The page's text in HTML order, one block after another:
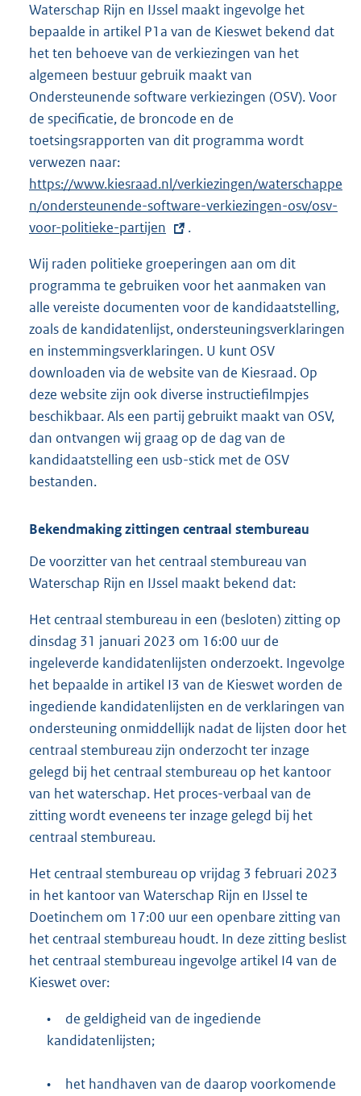
Waterschap Rijn en IJssel maakt ingevolge het
bepaalde in artikel P1a van de Kieswet bekend dat
het ten behoeve van de verkiezingen van het
algemeen bestuur gebruik maakt van
Ondersteunende software verkiezingen (OSV). Voor
de specificatie, de broncode en de
toetsingsrapporten van dit programma wordt
verwezen naar:
x
t
e
n
e
l
i
n
k
:
https://www.kiesraad.nl/verkiezingen/waterschappe
n/ondersteunende-software-verkiezingen-osv/osv-
voor-politieke-partijen
.
Wij raden politieke groeperingen aan om dit
programma te gebruiken voor het aanmaken van
alle vereiste documenten voor de kandidaatstelling,
zoals de kandidatenlijst, ondersteuningsverklaringen
en instemmingsverklaringen. U kunt OSV
downloaden via de website van de Kiesraad. Op
deze website zijn ook diverse instructiefilmpjes
beschikbaar. Als een partij gebruikt maakt van OSV,
dan ontvangen wij graag op de dag van de
kandidaatstelling een usb-stick met de OSV
bestanden.
Bekendmaking zittingen centraal stembureau
De voorzitter van het centraal stembureau van
Waterschap Rijn en IJssel maakt bekend dat:
Het centraal stembureau in een (besloten) zitting op
dinsdag 31 januari 2023 om 16:00 uur de
ingeleverde kandidatenlijsten onderzoekt. Ingevolge
het bepaalde in artikel I3 van de Kieswet worden de
ingediende kandidatenlijsten en de verklaringen van
ondersteuning onmiddellijk nadat de lijsten door het
centraal stembureau zijn onderzocht ter inzage
gelegd bij het centraal stembureau op het kantoor
van het waterschap. Het proces-verbaal van de
zitting wordt eveneens ter inzage gelegd bij het
centraal stembureau.
Het centraal stembureau op vrijdag 3 februari 2023
in het kantoor van Waterschap Rijn en IJssel te
Doetinchem om 17:00 uur een openbare zitting van
het centraal stembureau houdt. In deze zitting beslist
het centraal stembureau ingevolge artikel I4 van de
Kieswet over:
•
de geldigheid van de ingediende
kandidatenlijsten;
•
het handhaven van de daarop voorkomende